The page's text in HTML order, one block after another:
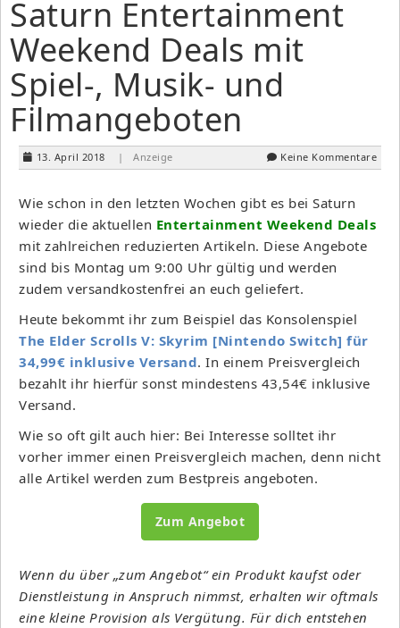
Saturn Entertainment
Weekend Deals mit
Spiel-, Musik- und
Filmangeboten
13. April 2018 | Anzeige Keine Kommentare
Wie schon in den letzten Wochen gibt es bei Saturn
wieder die aktuellen Entertainment Weekend Deals
mit zahlreichen reduzierten Artikeln. Diese Angebote
sind bis Montag um 9:00 Uhr gültig und werden
zudem versandkostenfrei an euch geliefert.
Heute bekommt ihr zum Beispiel das Konsolenspiel
The Elder Scrolls V: Skyrim [Nintendo Switch] für
34,99€ inklusive Versand. In einem Preisvergleich
bezahlt ihr hierfür sonst mindestens 43,54€ inklusive
Versand.
Wie so oft gilt auch hier: Bei Interesse solltet ihr
vorher immer einen Preisvergleich machen, denn nicht
alle Artikel werden zum Bestpreis angeboten.
Zum Angebot
Wenn du über „zum Angebot“ ein Produkt kaufst oder
Dienstleistung in Anspruch nimmst, erhalten wir oftmals
eine kleine Provision als Vergütung. Für dich entstehen